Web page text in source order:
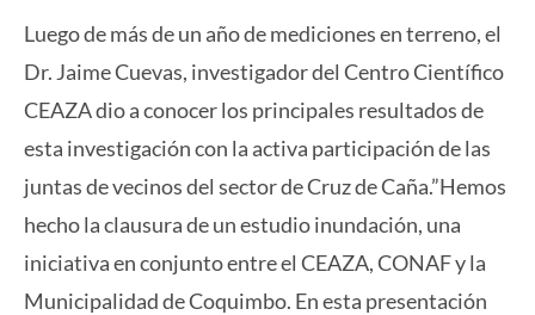
Luego de más de un año de mediciones en terreno, el
Dr. Jaime Cuevas, investigador del Centro Científico
CEAZA dio a conocer los principales resultados de
esta investigación con la activa participación de las
juntas de vecinos del sector de Cruz de Caña.”Hemos
hecho la clausura de un estudio inundación, una
iniciativa en conjunto entre el CEAZA, CONAF y la
Municipalidad de Coquimbo. En esta presentación